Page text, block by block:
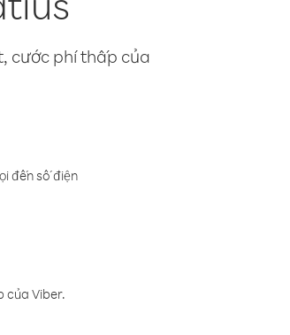
cước phí thấp của
đến số điện
của Viber.